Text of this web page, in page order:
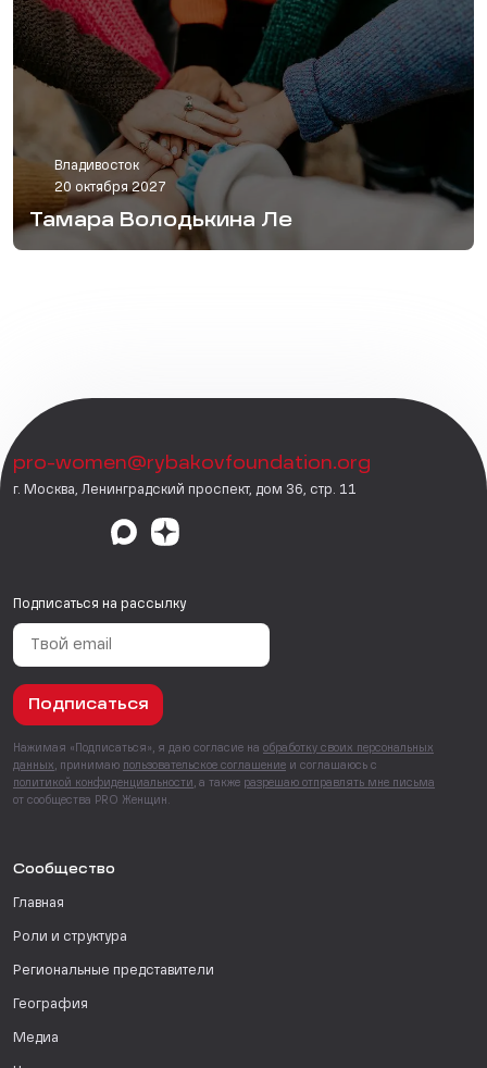
Владивосток
20 октября 2027
Тамара Володькина Ле
pro-women@rybakovfoundation.org
г. Москва, Ленинградский проспект, дом 36, стр. 11
Подписаться на рассылку
Подписаться
Нажимая «Подписаться», я даю согласие на обработку своих персональных
данных , принимаю пользовательское соглашение и соглашаюсь с
политикой конфиденциальности , а также разрешаю отправлять мне письма
от сообщества PRO Женщин.
Сообщество
Главная
Роли и структура
Региональные представители
География
Медиа